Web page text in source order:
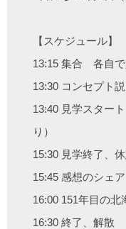
【スケジュール】
13:15 集合 各自で
13:30 コンセプト
13:40 見学スター
り）
15:30 見学終了、
15:45 感想のシェア
16:00 151年目の
16:30 終了、解散